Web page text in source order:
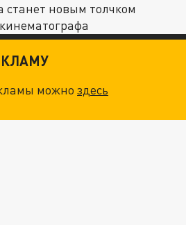
станет новым толчком
можноздесь